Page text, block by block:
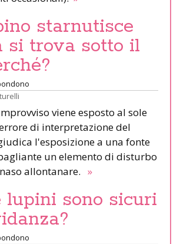
starnutisce
si trova sotto il
viene esposto al sole
di interpretazione del
l'esposizione a una fonte
un elemento di disturbo
allontanare. »
lupini sono sicuri